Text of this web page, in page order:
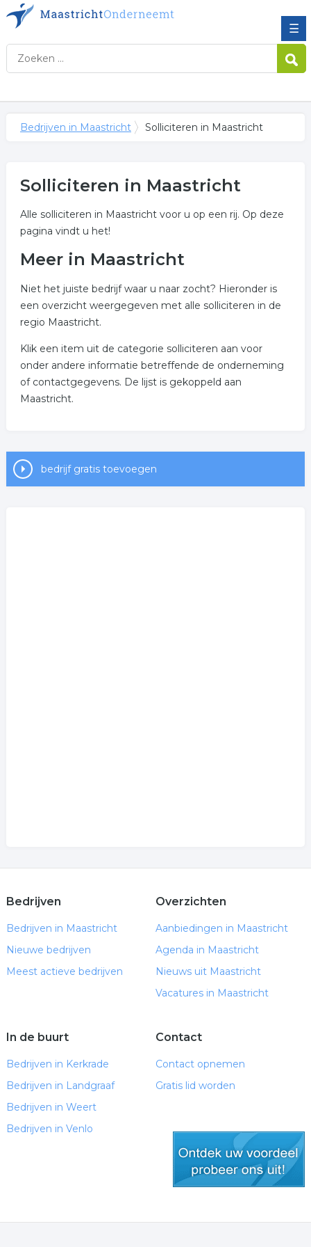
☰
Bedrijven in Maastricht Solliciteren in Maastricht
Solliciteren in Maastricht
Alle solliciteren in Maastricht voor u op een rij. Op deze
pagina vindt u het!
Meer in Maastricht
Niet het juiste bedrijf waar u naar zocht? Hieronder is
een overzicht weergegeven met alle solliciteren in de
regio Maastricht.
Klik een item uit de categorie solliciteren aan voor
onder andere informatie betreffende de onderneming
of contactgegevens. De lijst is gekoppeld aan
Maastricht.
bedrijf gratis toevoegen
Bedrijven
Bedrijven in Maastricht
Nieuwe bedrijven
Meest actieve bedrijven
Overzichten
Aanbiedingen in Maastricht
Agenda in Maastricht
Nieuws uit Maastricht
Vacatures in Maastricht
In de buurt
Bedrijven in Kerkrade
Bedrijven in Landgraaf
Bedrijven in Weert
Bedrijven in Venlo
Contact
Contact opnemen
Gratis lid worden